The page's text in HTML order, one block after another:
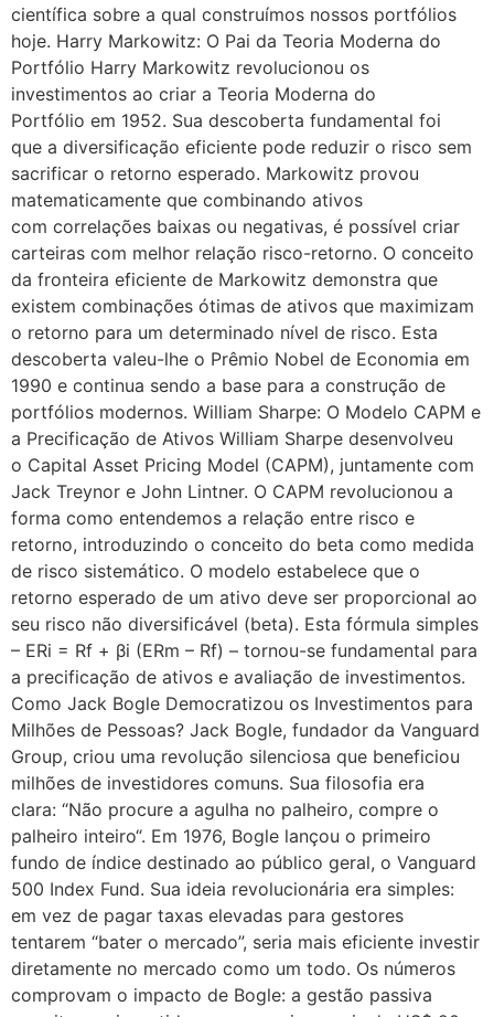
científica sobre a qual construímos nossos portfólios
hoje. Harry Markowitz: O Pai da Teoria Moderna do
Portfólio Harry Markowitz revolucionou os
investimentos ao criar a Teoria Moderna do
Portfólio em 1952. Sua descoberta fundamental foi
que a diversificação eficiente pode reduzir o risco sem
sacrificar o retorno esperado. Markowitz provou
matematicamente que combinando ativos
com correlações baixas ou negativas, é possível criar
carteiras com melhor relação risco-retorno. O conceito
da fronteira eficiente de Markowitz demonstra que
existem combinações ótimas de ativos que maximizam
o retorno para um determinado nível de risco. Esta
descoberta valeu-lhe o Prêmio Nobel de Economia em
1990 e continua sendo a base para a construção de
portfólios modernos. William Sharpe: O Modelo CAPM e
a Precificação de Ativos William Sharpe desenvolveu
o Capital Asset Pricing Model (CAPM), juntamente com
Jack Treynor e John Lintner. O CAPM revolucionou a
forma como entendemos a relação entre risco e
retorno, introduzindo o conceito do beta como medida
de risco sistemático. O modelo estabelece que o
retorno esperado de um ativo deve ser proporcional ao
seu risco não diversificável (beta). Esta fórmula simples
– ERi = Rf + βi (ERm – Rf) – tornou-se fundamental para
a precificação de ativos e avaliação de investimentos.
Como Jack Bogle Democratizou os Investimentos para
Milhões de Pessoas? Jack Bogle, fundador da Vanguard
Group, criou uma revolução silenciosa que beneficiou
milhões de investidores comuns. Sua filosofia era
clara: “Não procure a agulha no palheiro, compre o
palheiro inteiro“. Em 1976, Bogle lançou o primeiro
fundo de índice destinado ao público geral, o Vanguard
500 Index Fund. Sua ideia revolucionária era simples:
em vez de pagar taxas elevadas para gestores
tentarem “bater o mercado”, seria mais eficiente investir
diretamente no mercado como um todo. Os números
comprovam o impacto de Bogle: a gestão passiva